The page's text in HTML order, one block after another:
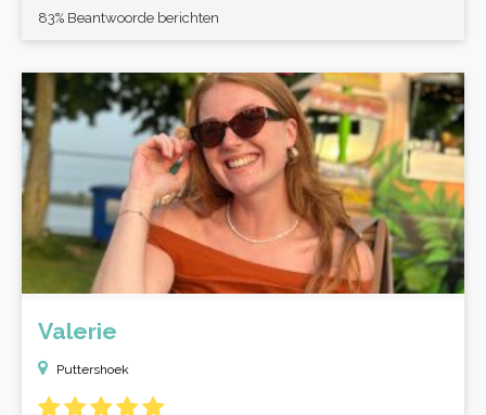
83% Beantwoorde berichten
Valerie
Puttershoek